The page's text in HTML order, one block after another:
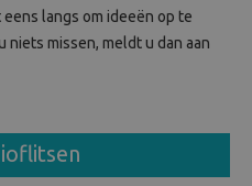
langs om ideeën op te
niets missen, meldt u dan aan